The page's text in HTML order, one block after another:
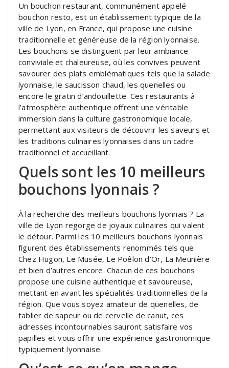
Un bouchon restaurant, communément appelé
bouchon resto, est un établissement typique de la
ville de Lyon, en France, qui propose une cuisine
traditionnelle et généreuse de la région lyonnaise.
Les bouchons se distinguent par leur ambiance
conviviale et chaleureuse, où les convives peuvent
savourer des plats emblématiques tels que la salade
lyonnaise, le saucisson chaud, les quenelles ou
encore le gratin d’andouillette. Ces restaurants à
l’atmosphère authentique offrent une véritable
immersion dans la culture gastronomique locale,
permettant aux visiteurs de découvrir les saveurs et
les traditions culinaires lyonnaises dans un cadre
traditionnel et accueillant.
Quels sont les 10 meilleurs
bouchons lyonnais ?
À la recherche des meilleurs bouchons lyonnais ? La
ville de Lyon regorge de joyaux culinaires qui valent
le détour. Parmi les 10 meilleurs bouchons lyonnais
figurent des établissements renommés tels que
Chez Hugon, Le Musée, Le Poêlon d’Or, La Meunière
et bien d’autres encore. Chacun de ces bouchons
propose une cuisine authentique et savoureuse,
mettant en avant les spécialités traditionnelles de la
région. Que vous soyez amateur de quenelles, de
tablier de sapeur ou de cervelle de canut, ces
adresses incontournables sauront satisfaire vos
papilles et vous offrir une expérience gastronomique
typiquement lyonnaise.